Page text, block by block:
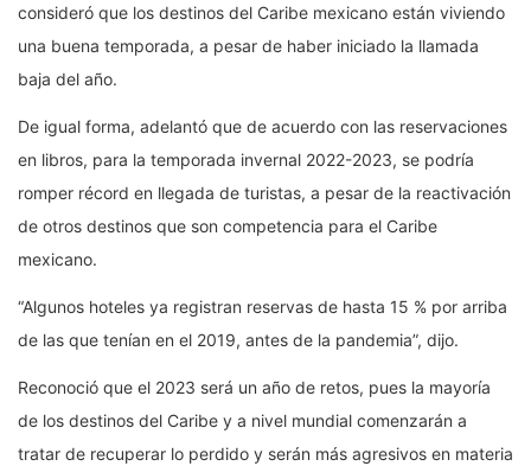
consideró que los destinos del Caribe mexicano están viviendo
una buena temporada, a pesar de haber iniciado la llamada
baja del año.
De igual forma, adelantó que de acuerdo con las reservaciones
en libros, para la temporada invernal 2022-2023, se podría
romper récord en llegada de turistas, a pesar de la reactivación
de otros destinos que son competencia para el Caribe
mexicano.
“Algunos hoteles ya registran reservas de hasta 15 % por arriba
de las que tenían en el 2019, antes de la pandemia”, dijo.
Reconoció que el 2023 será un año de retos, pues la mayoría
de los destinos del Caribe y a nivel mundial comenzarán a
tratar de recuperar lo perdido y serán más agresivos en materia